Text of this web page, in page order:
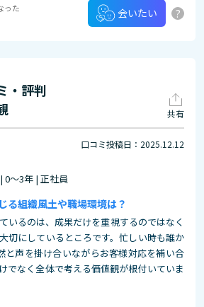
った
会いたい ?
・評判
共有
口コミ投稿日：2025.12.12
0～3年 | 正社員
る組織風土や職場環境は？
いるのは、成果だけを重視するのではなく
切にしているところです。忙しい時も誰か
と声を掛け合いながらお客様対応を補い合
でなく全体で考える価値観が根付いていま